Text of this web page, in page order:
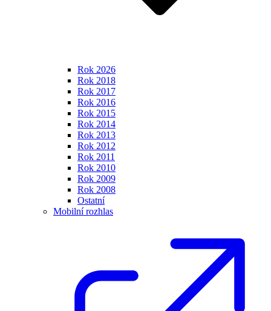
Rok 2026
Rok 2018
Rok 2017
Rok 2016
Rok 2015
Rok 2014
Rok 2013
Rok 2012
Rok 2011
Rok 2010
Rok 2009
Rok 2008
Ostatní
Mobilní rozhlas